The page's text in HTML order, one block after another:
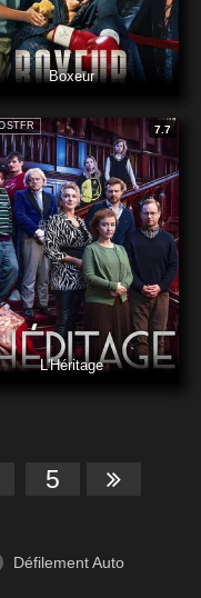
Boxeur
7.7
L'Héritage
5
Défilement Auto